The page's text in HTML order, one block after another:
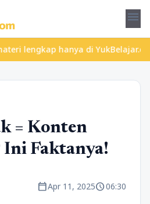
menu
hanya di YukBelajar.com.
= Konten
Ini Faktanya!
calendar_todayApr 11, 2025schedule06:30